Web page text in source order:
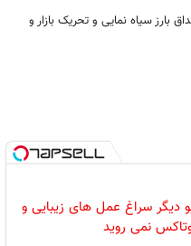
بارز سیاه نمایی و تحریک بازار و
دیگر سراغ عمل های زیبایی و
نمی روید